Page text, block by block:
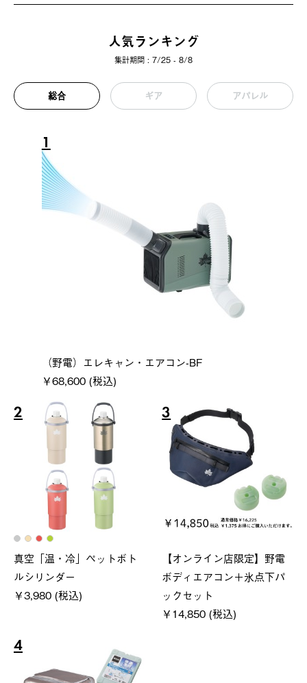
人気ランキング
集計期間 : 7/25 - 8/8
総合 ギア アパレル
1
（野電）エレキャン・エアコン-BF
￥68,600 (税込)
2
真空「温・冷」ペットボト
ルシリンダー
￥3,980 (税込)
3
【オンライン店限定】野電
ボディエアコン＋氷点下パ
ックセット
￥14,850 (税込)
4